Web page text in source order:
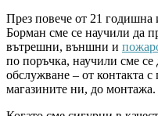
През повече от 21 годишна
Борман сме се научили да
вътрешни, външни и
по поръчка, научили сме се
обслужване – от контакта с
магазините ни, до монтажа.